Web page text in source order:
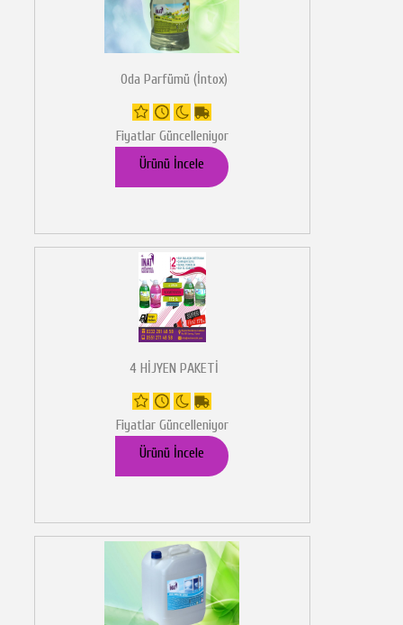
Oda Parfümü (İntox)
Fiyatlar Güncelleniyor
Ürünü İncele
4 HİJYEN PAKETİ
Fiyatlar Güncelleniyor
Ürünü İncele